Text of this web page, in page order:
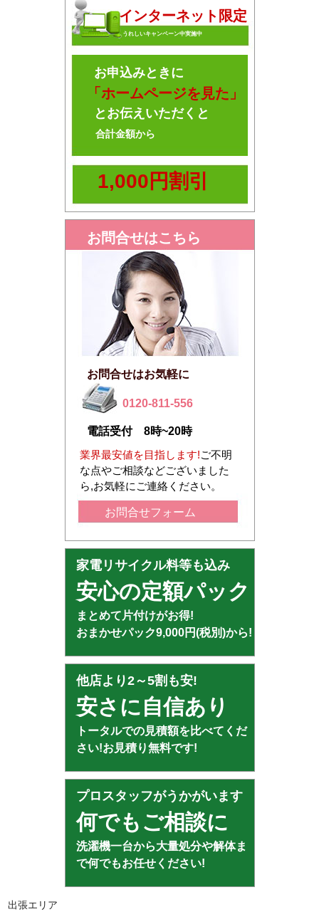
インターネット限定
うれしいキャンペーン中実施中
お申込みときに
「ホームページを見た」
とお伝えいただくと
合計金額から
1,000円割引
お問合せはこちら
お問合せはお気軽に
0120-811-556
電話受付 8時~20時
業界最安値を目指します!ご不明
な点やご相談などございました
ら,お気軽にご連絡ください。
お問合せフォーム
家電リサイクル料等も込み
安心の定額パック
まとめて片付けがお得!
おまかせパック9,000円(税別)から!
他店より2～5割も安!
安さに自信あり
トータルでの見積額を比べてくだ
さい!お見積り無料です!
プロスタッフがうかがいます
何でもご相談に
洗濯機一台から大量処分や解体ま
で何でもお任せください!
出張エリア